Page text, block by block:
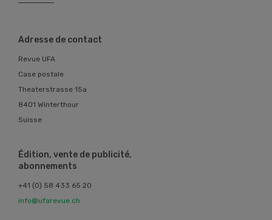
Adresse de contact
Revue UFA
Case postale
Theaterstrasse 15a
8401 Winterthour
Suisse
Édition, vente de publicité,
abonnements
+41 (0) 58 433 65 20
info@ufarevue.ch